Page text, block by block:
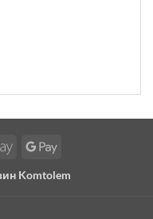
Apple
Google
Komtolem